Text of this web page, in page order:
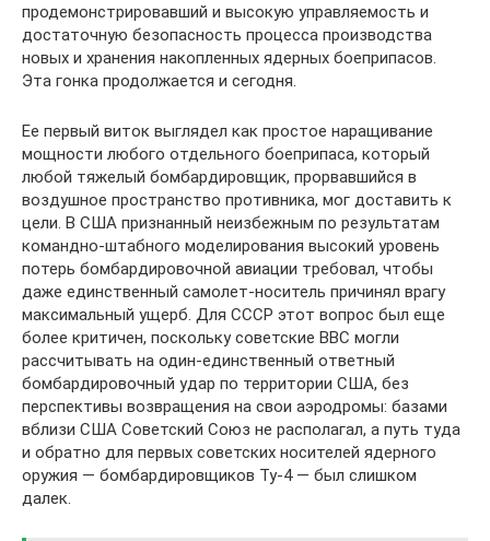
продемонстрировавший и высокую управляемость и
достаточную безопасность процесса производства
новых и хранения накопленных ядерных боеприпасов.
Эта гонка продолжается и сегодня.
Ее первый виток выглядел как простое наращивание
мощности любого отдельного боеприпаса, который
любой тяжелый бомбардировщик, прорвавшийся в
воздушное пространство противника, мог доставить к
цели. В США признанный неизбежным по результатам
командно-штабного моделирования высокий уровень
потерь бомбардировочной авиации требовал, чтобы
даже единственный самолет-носитель причинял врагу
максимальный ущерб. Для СССР этот вопрос был еще
более критичен, поскольку советские ВВС могли
рассчитывать на один-единственный ответный
бомбардировочный удар по территории США, без
перспективы возвращения на свои аэродромы: базами
вблизи США Советский Союз не располагал, а путь туда
и обратно для первых советских носителей ядерного
оружия — бомбардировщиков Ту-4 — был слишком
далек.